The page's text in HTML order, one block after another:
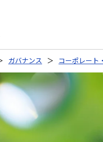
ガバナンス コーポレート